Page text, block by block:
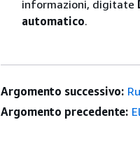
informazioni, digitate
automatico.
Argomento successivo:
Argomento precedente: